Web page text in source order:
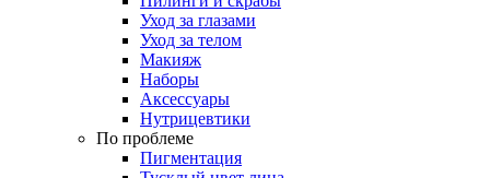
Уход за глазами
Уход за телом
Макияж
Наборы
Аксессуары
Нутрицевтики
По проблеме
Пигментация